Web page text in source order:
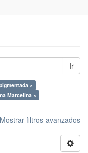
Ir
×
Marcelina ×
Mostrar filtros avanzados